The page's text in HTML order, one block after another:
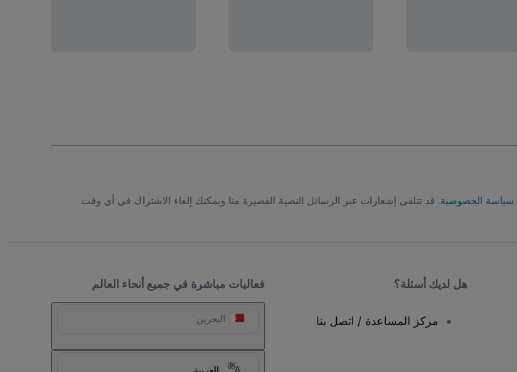
سياسة الخصوصية. قد تتلقى إشعارات عبر الرسائل النصية القصيرة منا ويمكنك إلغاء الاشتراك في أي وقت.
فعاليات مباشرة في جميع أنحاء العالم
البحرين
هل لديك أسئلة؟
مركز المساعدة / اتصل بنا